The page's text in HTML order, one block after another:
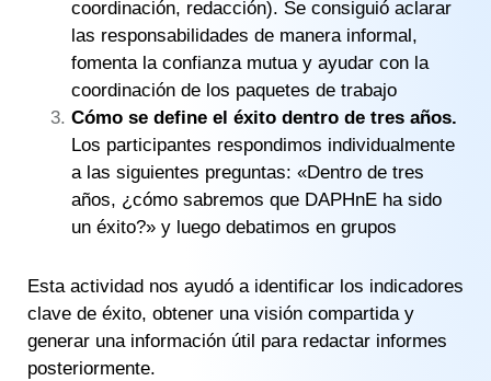
coordinación, redacción)​. Se consiguió aclarar
las responsabilidades de manera informal​,
fomenta la confianza mutua​ y ayudar con la
coordinación de los paquetes de trabajo
Cómo se define el éxito dentro de tres años.
Los participantes respondimos individualmente
a las siguientes preguntas: «Dentro de tres
años, ¿cómo sabremos ​que DAPHnE ha sido
un éxito?»​ y luego debatimos en grupos​
Esta actividad nos ayudó a identificar los indicadores
clave de éxito​, obtener una visión compartida​ y
generar una información útil para redactar informes
posteriormente.